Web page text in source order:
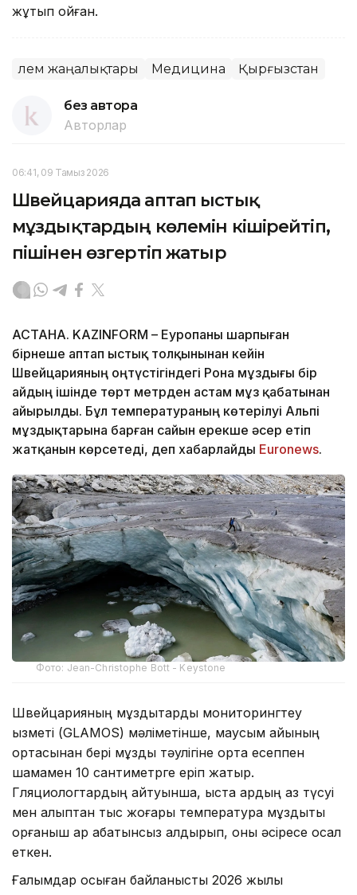
жұтып қойған.
Әлем жаңалықтары Медицина Қырғызстан
без автора
Авторлар
06:41, 09 Тамыз 2026
Швейцарияда аптап ыстық
мұздықтардың көлемін кішірейтіп,
пішінен өзгертіп жатыр
АСТАНА. KAZINFORM – Еуропаны шарпыған
бірнеше аптап ыстық толқынынан кейін
Швейцарияның оңтүстігіндегі Рона мұздығы бір
айдың ішінде төрт метрден астам мұз қабатынан
айырылды. Бұл температураның көтерілуі Альпі
мұздықтарына барған сайын ерекше әсер етіп
жатқанын көрсетеді, деп хабарлайды Еuronews.
Фото: Jean-Christophe Bott - Keystone
Швейцарияның мұздықтарды мониторингтеу
қызметі (GLAMOS) мәліметінше, маусым айының
ортасынан бері мұздық тәулігіне орта есеппен
шамамен 10 сантиметрге еріп жатыр.
Гляциологтардың айтуынша, қыста қардың аз түсуі
мен қалыптан тыс жоғары температура мұздықты
қорғаныш қар қабатынсыз қалдырып, оны әсіресе осал
еткен.
Ғалымдар осыған байланысты 2026 жылы